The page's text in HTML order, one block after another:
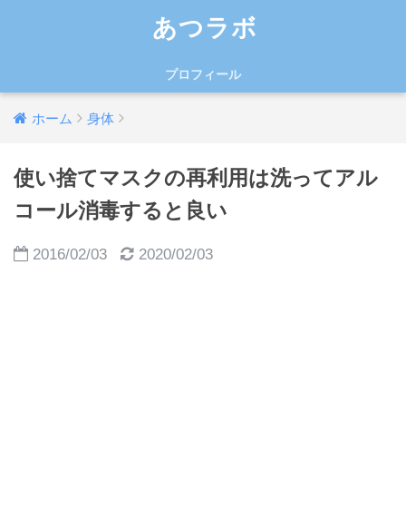
あつラボ
プロフィール
ホーム 身体
使い捨てマスクの再利用は洗ってアル
コール消毒すると良い
2016/02/03 2020/02/03